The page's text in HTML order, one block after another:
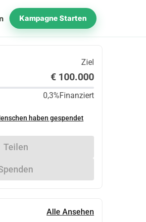
Kampagne Starten
Ziel
€ 100.000
0,3%Finanziert
haben gespendet
Teilen
Alle Ansehen